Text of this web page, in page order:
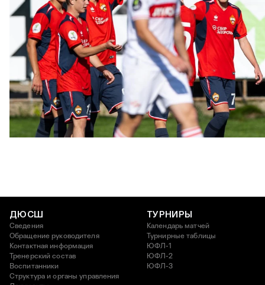
ЮФЛ: Московское дерби на «Октябре»
3 АВГУСТА 2026 14:15
ДЮСШ
Сведения
Обращение руководителя
Контактная информация
Тренерский состав
Воспитанники
Структура и органы управления
ТУРНИРЫ
Календарь матчей
Турнирные таблицы
ЮФЛ-1
ЮФЛ-2
ЮФЛ-3